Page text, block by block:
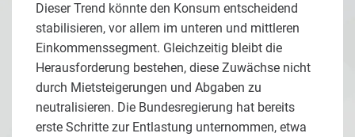
Dieser Trend könnte den Konsum entscheidend
stabilisieren, vor allem im unteren und mittleren
Einkommenssegment. Gleichzeitig bleibt die
Herausforderung bestehen, diese Zuwächse nicht
durch Mietsteigerungen und Abgaben zu
neutralisieren. Die Bundesregierung hat bereits
erste Schritte zur Entlastung unternommen, etwa